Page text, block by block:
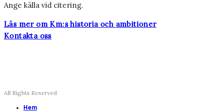
Ange källa vid citering.
Läs mer om Km:s historia och ambitioner
Kontakta oss
All Rights Reserved
Hem